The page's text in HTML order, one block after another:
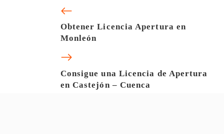
Obtener Licencia Apertura en
Monleón
Consigue una Licencia de Apertura
en Castejón – Cuenca